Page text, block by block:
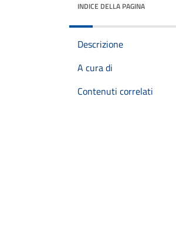
INDICE DELLA PAGINA
Descrizione
A cura di
Contenuti correlati